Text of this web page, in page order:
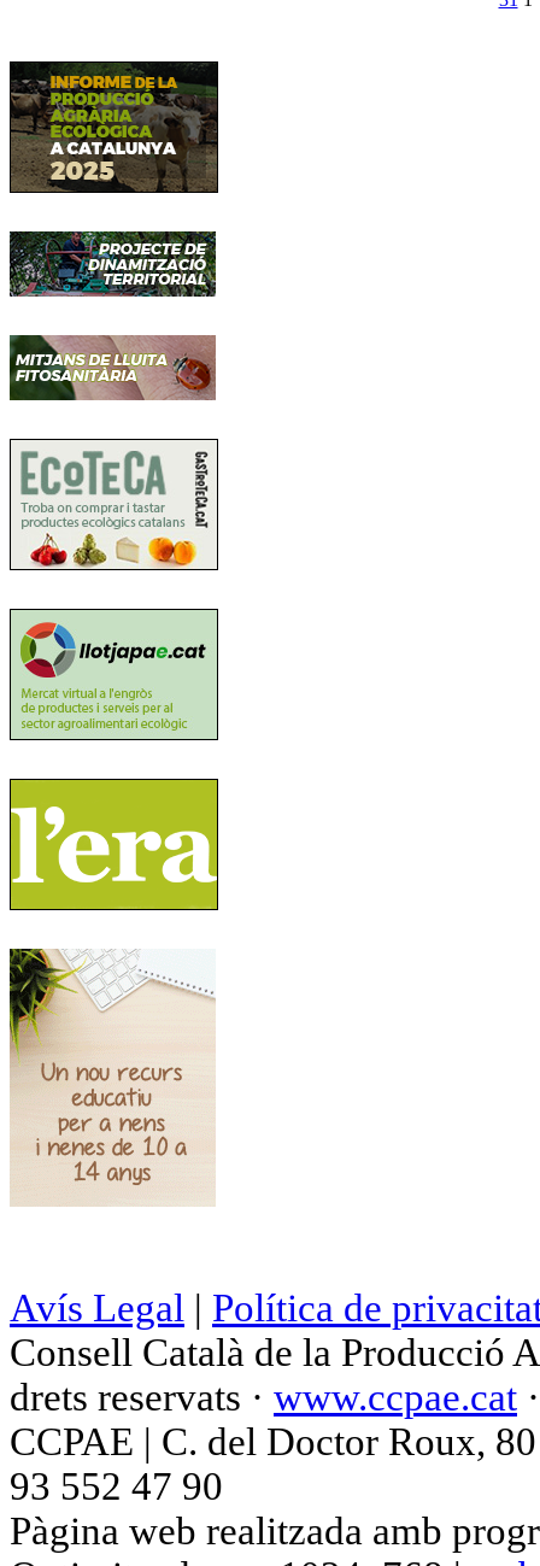
Avís Legal | Política de
Consell Català de la Producció
drets reservats · www.ccpae.cat
CCPAE | C. del Doctor Roux,
93 552 47 90
Pàgina web realitzada amb